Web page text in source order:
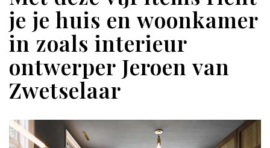
je je huis en woonkamer
in zoals interieur
ontwerper Jeroen van
Zwetselaar